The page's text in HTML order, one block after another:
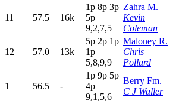
11 57.5 16k
1p 8p 3p
5p
9,2,7,5
Zahra M.
Kevin
Coleman
12 57.0 13k
5p 2p 1p
1p
5,8,9,9
Maloney R.
Chris
Pollard
1 56.5 -
1p 9p 5p
4p
9,1,5,6
Berry Fm.
C J Waller